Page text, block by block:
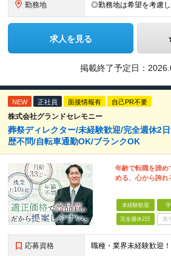
勤務地
求人を見る
掲載終了予定日：
NEW 正社員 面接情報有 自己PR不要
株式会社グランドセレモニー
葬祭ディレクター/未経験歓迎/完全週休2
歴不問/自転車通勤OK/ブランクOK
年齢で転職を諦め
める、心から誇れ
未経験歓迎
完全週休2日 賞
応募資格